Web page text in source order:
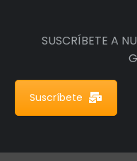
SUSCRÍBETE A
Suscríbete